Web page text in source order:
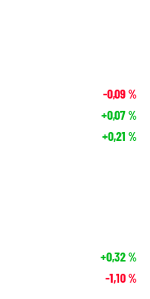
-0,09%
+0,07%
+0,21 %
+0,32%
-1,10%